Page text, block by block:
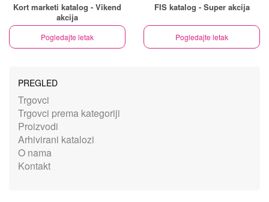
Kort marketi katalog - Vikend
akcija
Pogledajte letak
FIS katalog - Super akcija
Pogledajte letak
PREGLED
Trgovci
Trgovci prema kategoriji
Proizvodi
Arhivirani katalozi
O nama
Kontakt